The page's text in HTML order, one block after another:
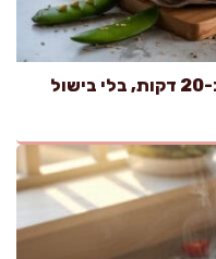
קט ירקות קפואים מוקפץ משגע ב-20 דקות, בלי בישול